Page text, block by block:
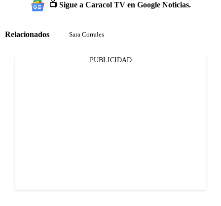
📺 Sigue a Caracol TV en Google Noticias.
Relacionados Sara Corrales
PUBLICIDAD